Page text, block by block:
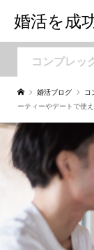
婚活を成
コンプレッ
婚活ブログ コ
ーティーやデートで使